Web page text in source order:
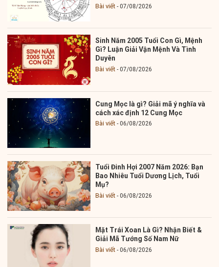
Bài viết 07/08/2026
Sinh Năm 2005 Tuổi Con Gì, Mệnh
Gì? Luận Giải Vận Mệnh Và Tình
Duyên
Bài viết 07/08/2026
Cung Mọc là gì? Giải mã ý nghĩa và
cách xác định 12 Cung Mọc
Bài viết 06/08/2026
Tuổi Đinh Hợi 2007 Năm 2026: Bạn
Bao Nhiêu Tuổi Dương Lịch, Tuổi
Mụ?
Bài viết 06/08/2026
Mặt Trái Xoan Là Gì? Nhận Biết &
Giải Mã Tướng Số Nam Nữ
Bài viết 06/08/2026